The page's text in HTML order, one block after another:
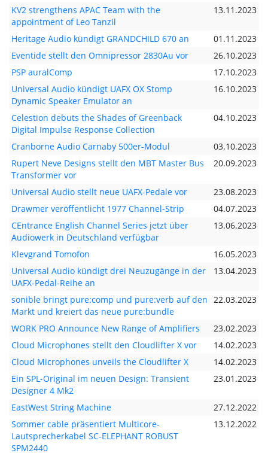
KV2 strengthens APAC Team with the
appointment of Leo Tanzil
13.11.2023
Heritage Audio kündigt GRANDCHILD 670 an
01.11.2023
Eventide stellt den Omnipressor 2830Au vor
26.10.2023
PSP auralComp
17.10.2023
Universal Audio kündigt UAFX OX Stomp
Dynamic Speaker Emulator an
16.10.2023
Celestion debuts the Shades of Greenback
Digital Impulse Response Collection
04.10.2023
Cranborne Audio Carnaby 500er-Modul
03.10.2023
Rupert Neve Designs stellt den MBT Master Bus
Transformer vor
20.09.2023
Universal Audio stellt neue UAFX-Pedale vor
23.08.2023
Drawmer veröffentlicht 1977 Channel-Strip
04.07.2023
CEntrance English Channel Series jetzt über
Audiowerk in Deutschland verfügbar
13.06.2023
Klevgrand Tomofon
16.05.2023
Universal Audio kündigt drei Neuzugänge in der
UAFX-Pedal-Reihe an
13.04.2023
sonible bringt pure:comp und pure:verb auf den
Markt und kreiert das neue pure:bundle
22.03.2023
WORK PRO Announce New Range of Amplifiers
23.02.2023
Cloud Microphones stellt den Cloudlifter X vor
14.02.2023
Cloud Microphones unveils the Cloudlifter X
14.02.2023
Ein SPL-Original im neuen Design: Transient
Designer 4 Mk2
23.01.2023
EastWest String Machine
27.12.2022
Sommer cable präsentiert Multicore-
Lautsprecherkabel SC-ELEPHANT ROBUST
SPM2440
13.12.2022